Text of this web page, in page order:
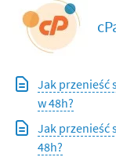
Jak przenieść
w 48h?
Jak przenieść
48h?